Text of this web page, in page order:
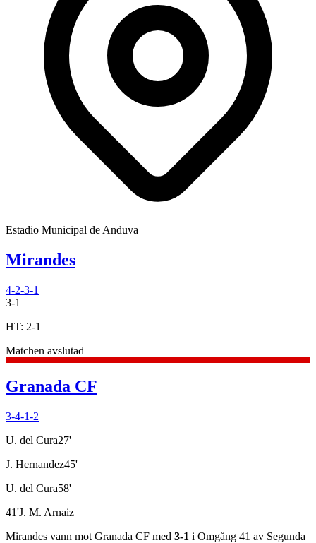
Estadio Municipal de Anduva
Mirandes
4-2-3-1
3-1
HT: 2-1
Matchen avslutad
Granada CF
3-4-1-2
U. del Cura27'
J. Hernandez45'
U. del Cura58'
41'J. M. Arnaiz
Mirandes vann mot Granada CF med 3-1 i Omgång 41 av Segunda